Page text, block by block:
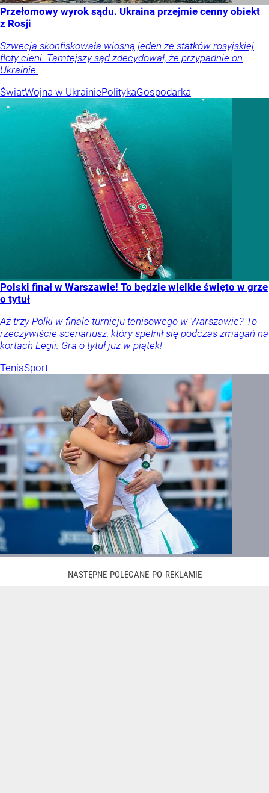
Przełomowy wyrok sądu. Ukraina przejmie cenny obiekt
z Rosji
Szwecja skonfiskowała wiosną jeden ze statków rosyjskiej
floty cieni. Tamtejszy sąd zdecydował, że przypadnie on
Ukrainie.
ŚwiatWojna w UkrainiePolitykaGospodarka
Polski finał w Warszawie! To będzie wielkie święto w grze
o tytuł
Aż trzy Polki w finale turnieju tenisowego w Warszawie? To
rzeczywiście scenariusz, który spełnił się podczas zmagań na
kortach Legii. Gra o tytuł już w piątek!
TenisSport